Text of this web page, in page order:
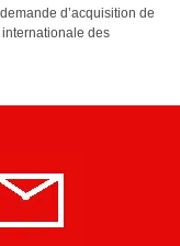
d’acquisition de
des